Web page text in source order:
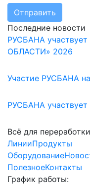
Отправить
Последние новости
РУСБАНА
ОБЛАСТИ» 2026
Участие РУСБАНА
РУСБАНА участвует
Всё для
ЛинииПродукты
Оборудование
ПолезноеКонтакты
График работы: